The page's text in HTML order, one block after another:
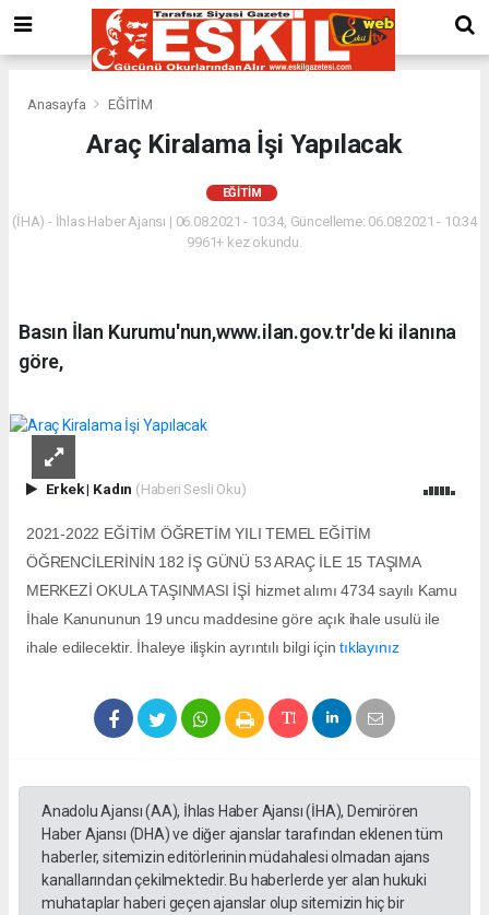
Anasayfa EĞİTİM
Araç Kiralama İşi Yapılacak
EĞİTİM
(İHA) - İhlas Haber Ajansı | 06.08.2021 - 10:34, Güncelleme: 06.08.2021 - 10:34
9961+ kez okundu.
Basın İlan Kurumu'nun,www.ilan.gov.tr'de ki ilanına
göre,
Erkek| Kadın (Haberi Sesli Oku)
2021-2022 EĞİTİM ÖĞRETİM YILI TEMEL EĞİTİM
ÖĞRENCİLERİNİN 182 İŞ GÜNÜ 53 ARAÇ İLE 15 TAŞIMA
MERKEZİ OKULA TAŞINMASI İŞİ hizmet alımı 4734 sayılı Kamu
İhale Kanununun 19 uncu maddesine göre açık ihale usulü ile
ihale edilecektir. İhaleye ilişkin ayrıntılı bilgi içintıklayınız
Anadolu Ajansı (AA), İhlas Haber Ajansı (İHA), Demirören
Haber Ajansı (DHA) ve diğer ajanslar tarafından eklenen tüm
haberler, sitemizin editörlerinin müdahalesi olmadan ajans
kanallarından çekilmektedir. Bu haberlerde yer alan hukuki
muhataplar haberi geçen ajanslar olup sitemizin hiç bir